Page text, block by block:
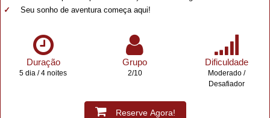
Seu sonho de aventura começa aqui!
Duração
5 dia / 4 noites
Grupo
2/10
Dificuldade
Moderado /
Desafiador
Reserve Agora!